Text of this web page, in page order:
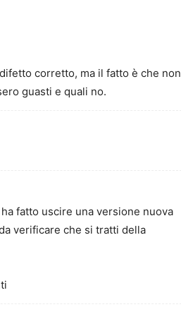
corretto, ma il fatto è che non
guasti e quali no.
fatto uscire una versione nuova
verificare che si tratti della